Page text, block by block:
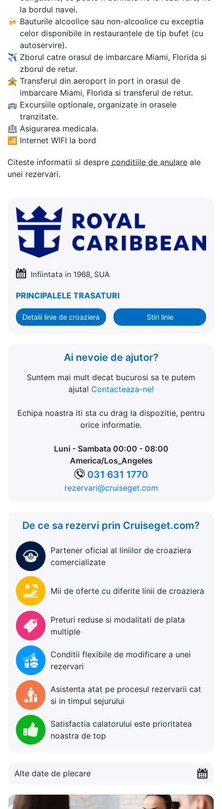
la bordul navei.
🍻 Bauturile alcoolice sau non-alcoolice cu exceptia
celor disponibile in restaurantele de tip bufet (cu
autoservire).
✈ Zborul catre orasul de imbarcare Miami, Florida si
zborul de retur.
🚖 Transferul din aeroport in port in orasul de
imbarcare Miami, Florida si transferul de retur.
🚌 Excursiile optionale, organizate in orasele
tranzitate.
🏥 Asigurarea medicala.
📶 Internet WIFI la bord
Citeste informatii si despre conditiile de anulare ale
unei rezervari.
Infiintata in 1968, SUA
PRINCIPALELE TRASATURI
Detalii linie de croaziera Stiri linie
Ai nevoie de ajutor?
Suntem mai mult decat bucurosi sa te putem
ajuta! Contacteaza-ne!
Echipa noastra iti sta cu drag la dispozitie, pentru
orice informatie.
Luni - Sambata 00:00 - 08:00
America/Los_Angeles
031 631 1770
rezervari@cruiseget.com
De ce sa rezervi prin Cruiseget.com?
Partener oficial al liniilor de croaziera
comercializate
Mii de oferte cu diferite linii de croaziera
Preturi reduse si modalitati de plata
multiple
Conditii flexibile de modificare a unei
rezervari
Asistenta atat pe procesul rezervarii cat
si in timpul sejurului
Satisfactia calatorului este prioritatea
noastra de top
Alte date de plecare